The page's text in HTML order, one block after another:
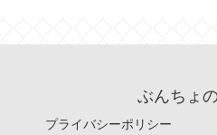
ぶんちょ
プライバシーポリシー